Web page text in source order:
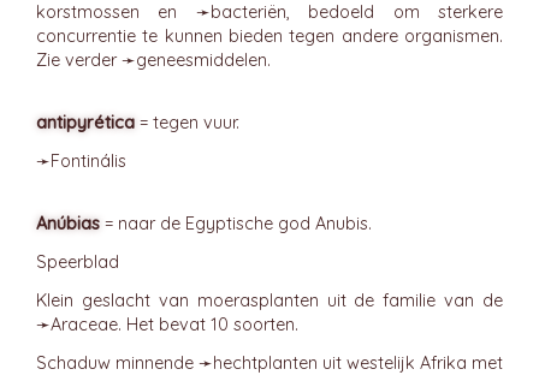
korstmossen en ➛bacteriën, bedoeld om sterkere
concurrentie te kunnen bieden tegen andere organismen.
Zie verder ➛geneesmiddelen.
antipyrética = tegen vuur.
➛Fontinális
Anúbias = naar de Egyptische god Anubis.
Speerblad
Klein geslacht van moerasplanten uit de familie van de
➛Araceae. Het bevat 10 soorten.
Schaduw minnende ➛hechtplanten uit westelijk Afrika met